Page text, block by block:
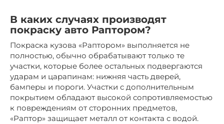
В каких случаях производят
покраску авто Раптором?
Покраска кузова «Раптором» выполняется не
полностью, обычно обрабатывают только те
участки, которые более остальных подвергаются
ударам и царапинам: нижняя часть дверей,
бамперы и пороги. Участки с дополнительным
покрытием обладают высокой сопротивляемостью
к повреждениям от сторонних предметов,
«Раптор» защищает металл от контакта с водой.